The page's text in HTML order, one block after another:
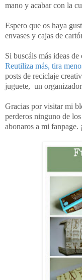
mano y acabar con la
Espero que os haya
envases y cajas de
Si buscáis más ideas
Reutiliza más, tira
posts de reciclaje
juguete, un
Gracias por visitar mi
perderos ninguno de
abonaros a mi fanpage.